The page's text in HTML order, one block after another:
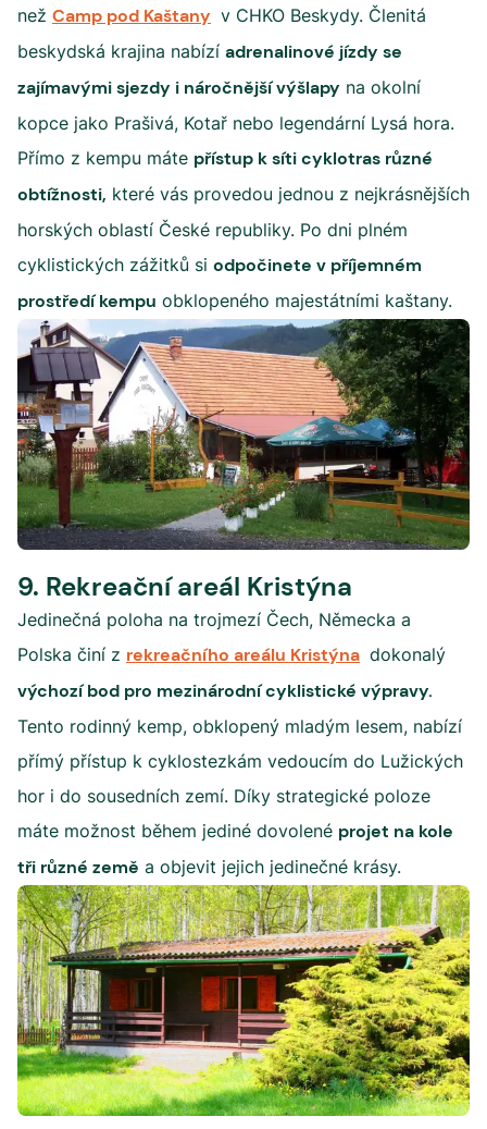
než Camp pod Kaštany v CHKO Beskydy. Členitá
beskydská krajina nabízí adrenalinové jízdy se
zajímavými sjezdy i náročnější výšlapy na okolní
kopce jako Prašivá, Kotař nebo legendární Lysá hora.
Přímo z kempu máte přístup k síti cyklotras různé
obtížnosti, které vás provedou jednou z nejkrásnějších
horských oblastí České republiky. Po dni plném
cyklistických zážitků si odpočinete v příjemném
prostředí kempu obklopeného majestátními kaštany.
9. Rekreační areál Kristýna
Jedinečná poloha na trojmezí Čech, Německa a
Polska činí z rekreačního areálu Kristýna dokonalý
výchozí bod pro mezinárodní cyklistické výpravy.
Tento rodinný kemp, obklopený mladým lesem, nabízí
přímý přístup k cyklostezkám vedoucím do Lužických
hor i do sousedních zemí. Díky strategické poloze
máte možnost během jediné dovolené projet na kole
tři různé země a objevit jejich jedinečné krásy.